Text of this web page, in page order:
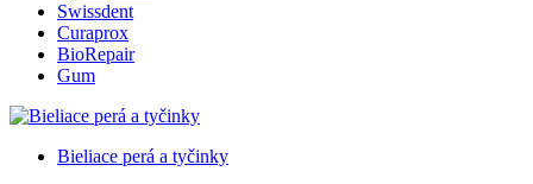
Swissdent
Curaprox
BioRepair
Gum
Bieliace perá a tyčinky